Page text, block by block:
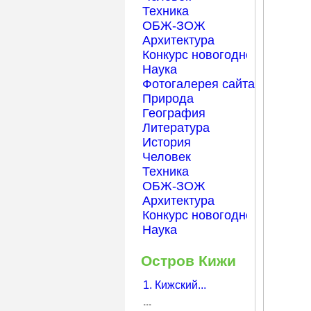
Техника
ОБЖ-ЗОЖ
Архитектура
Конкурс новогодней
Наука
Фотогалерея сайта
Природа
География
Литература
История
Человек
Техника
ОБЖ-ЗОЖ
Архитектура
Конкурс новогодней
Наука
Остров Кижи
1. Кижский...
...